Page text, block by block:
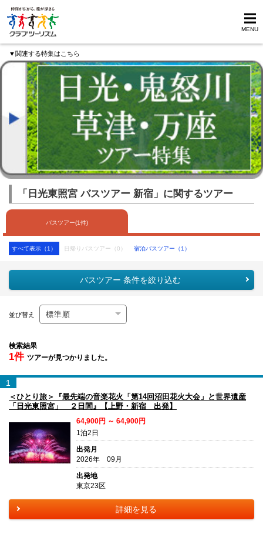
MENU
▼関連する特集はこちら
「日光東照宮 バスツアー 新宿」に関するツアー
バスツアー(1件)
すべて表示（1） 日帰りバスツアー（0） 宿泊バスツアー（1）
バスツアー 条件を絞り込む
並び替え
検索結果
1件 ツアーが見つかりました。
1
＜ひとり旅＞『最先端の音楽花火「第14回沼田花火大会」と世界遺産
「日光東照宮」 ２日間』【上野・新宿 出発】
64,900円 ～ 64,900円
1泊2日
出発月
2026年 09月
出発地
東京23区
詳細を見る